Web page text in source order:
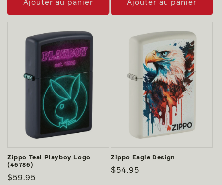
Ajouter au panier Ajouter au panier
Zippo Teal Playboy Logo
(46786)
Prix
$59.95
Zippo Eagle Design
Prix
$54.95